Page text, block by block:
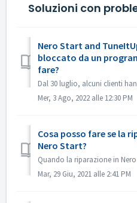
Soluzioni con
Nero Start and
bloccato da un
fare?
Mer, 3 Ago, 2022 alle 12:30 PM
Cosa posso fare se la
Nero Start?
Mar, 29 Giu, 2021 alle 2:41 PM